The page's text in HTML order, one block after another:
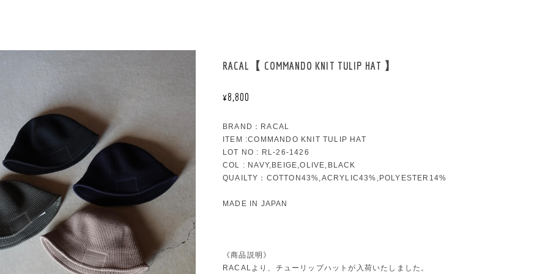
RACAL【 COMMANDO KNIT TULIP HAT 】
¥8,800
BRAND：RACAL
ITEM :COMMANDO KNIT TULIP HAT
LOT NO : RL-26-1426
COL : NAVY,BEIGE,OLIVE,BLACK
QUAILTY：COTTON43%,ACRYLIC43%,POLYESTER14%
MADE IN JAPAN
《商品説明》
RACALより、チューリップハットが入荷いたしました。